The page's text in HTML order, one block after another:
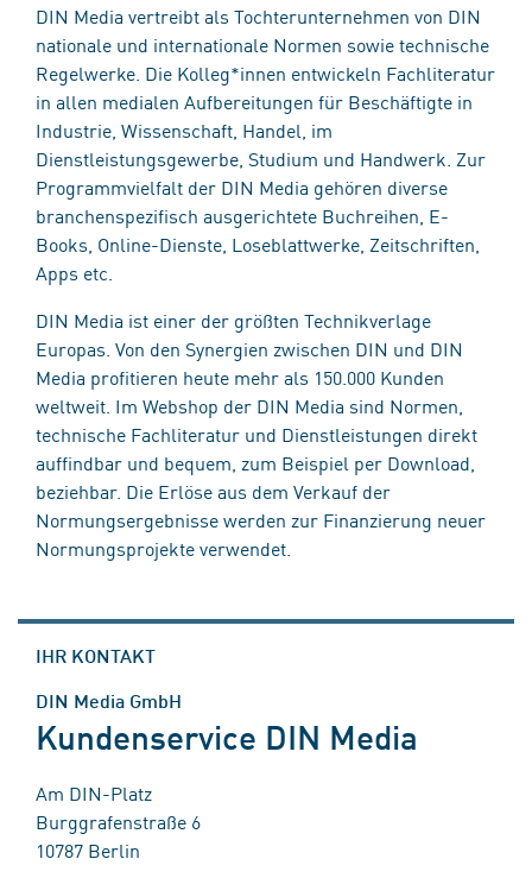
DIN Media vertreibt als Tochterunternehmen von DIN
nationale und internationale Normen sowie technische
Regelwerke. Die Kolleg*innen entwickeln Fachliteratur
in allen medialen Aufbereitungen für Beschäftigte in
Industrie, Wissenschaft, Handel, im
Dienstleistungsgewerbe, Studium und Handwerk. Zur
Programmvielfalt der DIN Media gehören diverse
branchenspezifisch ausgerichtete Buchreihen, E-
Books, Online-Dienste, Loseblattwerke, Zeitschriften,
Apps etc.
DIN Media ist einer der größten Technikverlage
Europas. Von den Synergien zwischen DIN und DIN
Media profitieren heute mehr als 150.000 Kunden
weltweit. Im Webshop der DIN Media sind Normen,
technische Fachliteratur und Dienstleistungen direkt
auffindbar und bequem, zum Beispiel per Download,
beziehbar. Die Erlöse aus dem Verkauf der
Normungsergebnisse werden zur Finanzierung neuer
Normungsprojekte verwendet.
IHR KONTAKT
DIN Media GmbH
Kundenservice DIN Media
Am DIN-Platz
Burggrafenstraße 6
10787 Berlin